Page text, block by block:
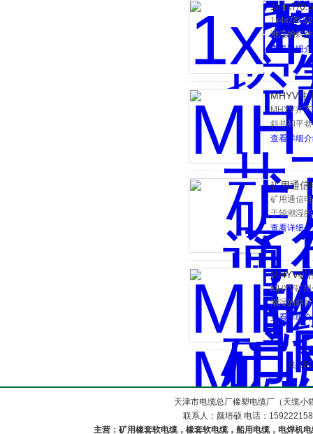
1x4x7/
1x4x7/
潮湿的斜
查看详细
MHYV井
MHYV井
斜井和平
查看详细
矿用通信
矿用通信
于较潮湿
查看详细
MHYV矿
MHYV矿
潮湿的斜
查看详细
共
天津市电缆总厂橡塑电缆厂（天缆
联系人：颜培硕 电话：
主营：矿用橡套软电缆，橡套软电缆，船用电缆，电焊机